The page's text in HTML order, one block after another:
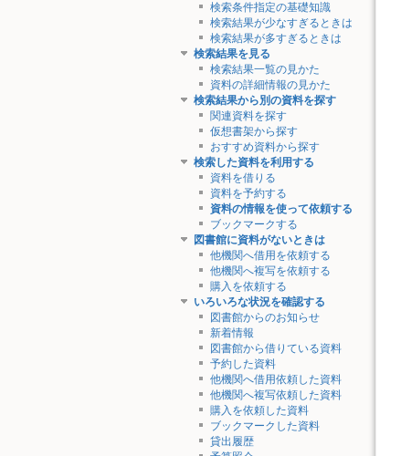
検索条件指定の基礎知識
検索結果が少なすぎるときは
検索結果が多すぎるときは
検索結果を見る
検索結果一覧の見かた
資料の詳細情報の見かた
検索結果から別の資料を探す
関連資料を探す
仮想書架から探す
おすすめ資料から探す
検索した資料を利用する
資料を借りる
資料を予約する
資料の情報を使って依頼する
ブックマークする
図書館に資料がないときは
他機関へ借用を依頼する
他機関へ複写を依頼する
購入を依頼する
いろいろな状況を確認する
図書館からのお知らせ
新着情報
図書館から借りている資料
予約した資料
他機関へ借用依頼した資料
他機関へ複写依頼した資料
購入を依頼した資料
ブックマークした資料
貸出履歴